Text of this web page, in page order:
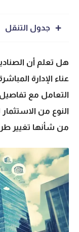
جدول التنقل
هل تعلم أن
عناء الإدارة
التعامل مع
النوع من
من شأنها تغيير